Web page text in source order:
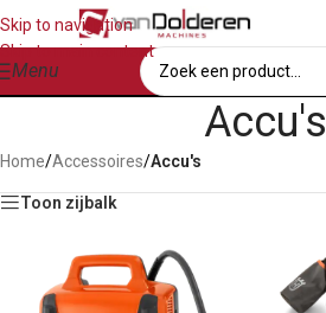
Skip to navigation
Skip to main content
Menu
Accu's
Home/Accessoires/Accu's
Toon zijbalk